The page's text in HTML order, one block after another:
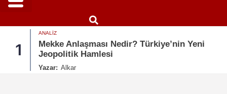
1
ANALIZ
Mekke Anlaşması Nedir? Türkiye’nin Yeni
Jeopolitik Hamlesi
Yazar: Alkar